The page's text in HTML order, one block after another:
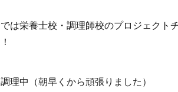
は栄養士校・調理師校のプロジェクト
理中（朝早くから頑張りました）